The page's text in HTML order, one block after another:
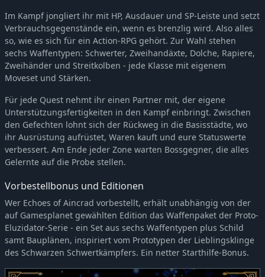
Im Kampf jongliert ihr mit HP, Ausdauer und SP-Leiste und setzt
Verbrauchsgegenstände ein, wenn es brenzlig wird. Also alles
so, wie es sich für ein Action-RPG gehört. Zur Wahl stehen
sechs Waffentypen: Schwerter, Zweihandäxte, Dolche, Rapiere,
Zweihänder und Streitkolben - jede Klasse mit eigenem
Moveset und Stärken.
Für jede Quest nehmt ihr einen Partner mit, der eigene
Unterstützungsfertigkeiten in den Kampf einbringt. Zwischen
den Gefechten lohnt sich der Rückweg in die Basisstädte, wo
ihr Ausrüstung aufrüstet, Waren kauft und eure Statuswerte
verbessert. Am Ende jeder Zone warten Bossgegner, die alles
Gelernte auf die Probe stellen.
Vorbestellbonus und Editionen
Wer Echoes of Aincrad vorbestellt, erhält unabhängig von der
auf Gamesplanet gewählten Edition das Waffenpaket der Proto-
Eluzidator-Serie - ein Set aus sechs Waffentypen plus Schild
samt Bauplänen, inspiriert vom Prototypen der Lieblingsklinge
des Schwarzen Schwertkämpfers. Ein netter Starthilfe-Bonus.